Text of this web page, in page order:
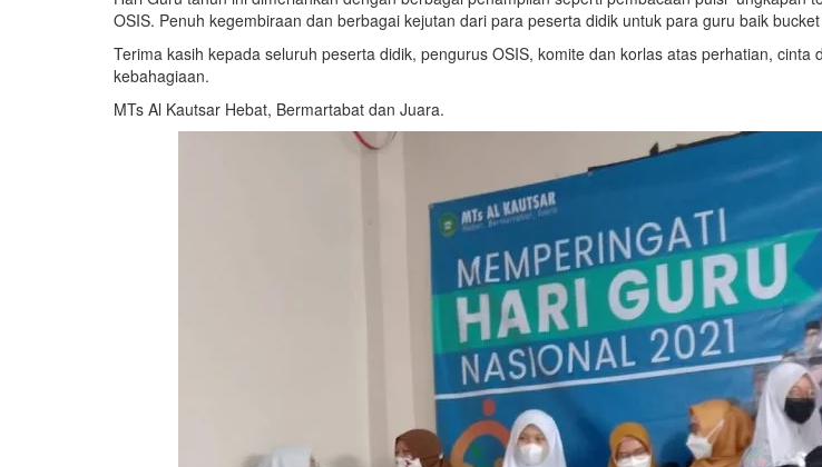
OSIS. Penuh kegembiraan dan berbagai kejutan dari para peserta didik untuk para guru baik
Terima kasih kepada seluruh peserta didik, pengurus OSIS, komite dan korlas atas perhatian,
kebahagiaan.
MTs Al Kautsar Hebat, Bermartabat dan Juara.